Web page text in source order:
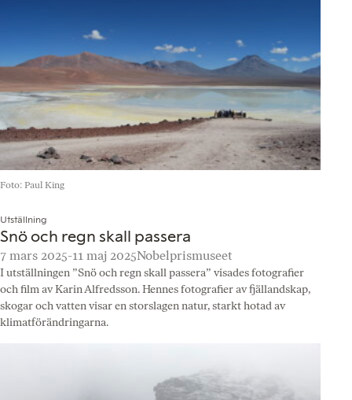
Foto: Paul King
Utställning
Snö och regn skall passera
7 mars 2025-11 maj 2025Nobelprismuseet
I utställningen ”Snö och regn skall passera” visades fotografier
och film av Karin Alfredsson. Hennes fotografier av fjällandskap,
skogar och vatten visar en storslagen natur, starkt hotad av
klimatförändringarna.